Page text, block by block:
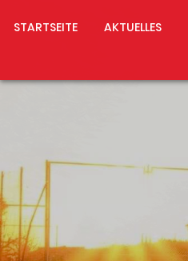
STARTSEITE AKTUELLES